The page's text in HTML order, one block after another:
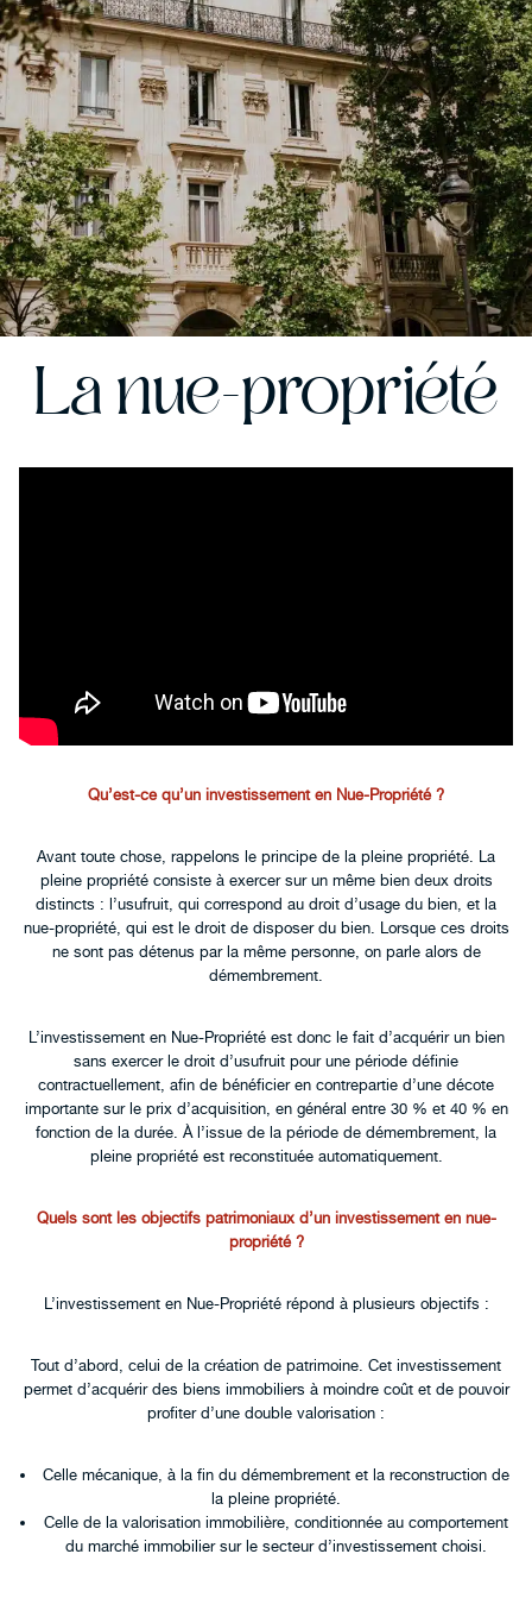
La nue-propriété
Qu’est-ce qu’un investissement en Nue-Propriété ?
Avant toute chose, rappelons le principe de la pleine propriété. La
pleine propriété consiste à exercer sur un même bien deux droits
distincts : l’usufruit, qui correspond au droit d’usage du bien, et la
nue-propriété, qui est le droit de disposer du bien. Lorsque ces droits
ne sont pas détenus par la même personne, on parle alors de
démembrement.
L’investissement en Nue-Propriété est donc le fait d’acquérir un bien
sans exercer le droit d’usufruit pour une période définie
contractuellement, afin de bénéficier en contrepartie d’une décote
importante sur le prix d’acquisition, en général entre 30 % et 40 % en
fonction de la durée. À l’issue de la période de démembrement, la
pleine propriété est reconstituée automatiquement.
Quels sont les objectifs patrimoniaux d’un investissement en nue-
propriété ?
L’investissement en Nue-Propriété répond à plusieurs objectifs :
Tout d’abord, celui de la création de patrimoine. Cet investissement
permet d’acquérir des biens immobiliers à moindre coût et de pouvoir
profiter d’une double valorisation :
Celle mécanique, à la fin du démembrement et la reconstruction de
la pleine propriété.
Celle de la valorisation immobilière, conditionnée au comportement
du marché immobilier sur le secteur d’investissement choisi.